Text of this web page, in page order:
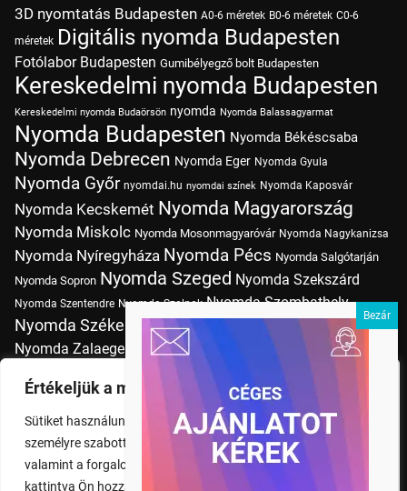
Értékeljük a magánéletét
Sütiket használunk a böngészési élmény fokozására,
személyre szabott hirdetések vagy tartalmak megjelenítésére,
valamint a forgalom elemzésére. A "Mindent elfogad" gombra
kattintva Ön hozzájárul a cookie-k használatához.
3D nyomtatás Budapesten A0-6 méretek B0-6 méretek C0-6
méretek Digitális nyomda Budapesten
Fotólabor Budapesten Gumibélyegző bolt Budapesten
Kereskedelmi nyomda Budapesten
Kereskedelmi nyomda Budaörsön nyomda Nyomda Balassagyarmat
Nyomda Budapesten Nyomda Békéscsaba
Nyomda Debrecen Nyomda Eger Nyomda Gyula
Nyomda Győr nyomdai.hu nyomdai színek Nyomda Kaposvár
Nyomda Kecskemét Nyomda Magyarország
Nyomda Miskolc Nyomda Mosonmagyaróvár Nyomda Nagykanizsa
Nyomda Nyíregyháza Nyomda Pécs Nyomda Salgótarján
Nyomda Sopron Nyomda Szeged Nyomda Szekszárd
Nyomda Szentendre Nyomda Szolnok Nyomda Szombathely
Nyomda Székesfehérvár Nyomda Tatabánya Nyomda Vác
Nyomda Zalaegerszeg Nyomda Érd nyomtatás
Nyomtatás Budapesten
Pólónyomtatás Budapesten Szitanyomda Budapesten
Tudásbázis